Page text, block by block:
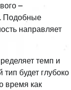
–
Подобные
направляет
темп и
будет глубоко
время как